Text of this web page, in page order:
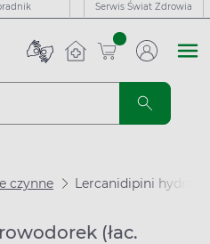
Serwis Świat Zdrowia
sztuk
czynne Lercanidipini
(łac.